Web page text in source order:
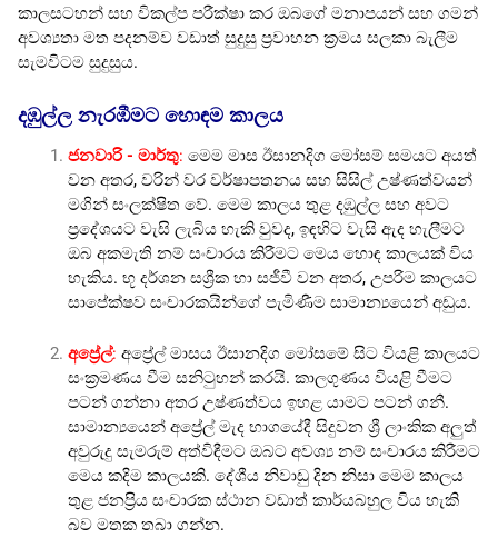
කාලසටහන් සහ විකල්ප පරීක්ෂා කර ඔබගේ මනාපයන් සහ ගමන්
අවශ්‍යතා මත පදනම්ව වඩාත් සුදුසු ප්‍රවාහන ක්‍රමය සලකා බැලීම
සැමවිටම සුදුසුය.
දඹුල්ල නැරඹීමට හොඳම කාලය
ජනවාරි - මාර්තු: මෙම මාස ඊසානදිග මෝසම් සමයට අයත්
වන අතර, වරින් වර වර්ෂාපතනය සහ සිසිල් උෂ්ණත්වයන්
මගින් සංලක්ෂිත වේ. මෙම කාලය තුළ දඹුල්ල සහ අවට
ප්‍රදේශයට වැසි ලැබිය හැකි වුවද, ඉඳහිට වැසි ඇද හැලීමට
ඔබ අකමැති නම් සංචාරය කිරීමට මෙය හොඳ කාලයක් විය
හැකිය. භූ දර්ශන සශ්‍රීක හා සජීවී වන අතර, උපරිම කාලයට
සාපේක්ෂව සංචාරකයින්ගේ පැමිණීම සාමාන්‍යයෙන් අඩුය.
අප්‍රේල්: අප්‍රේල් මාසය ඊසානදිග මෝසමේ සිට වියළි කාලයට
සංක්‍රමණය වීම සනිටුහන් කරයි. කාලගුණය වියළි වීමට
පටන් ගන්නා අතර උෂ්ණත්වය ඉහළ යාමට පටන් ගනී.
සාමාන්‍යයෙන් අප්‍රේල් මැද භාගයේදී සිදුවන ශ්‍රී ලාංකික අලුත්
අවුරුදු සැමරුම් අත්විඳීමට ඔබට අවශ්‍ය නම් සංචාරය කිරීමට
මෙය කදිම කාලයකි. දේශීය නිවාඩු දින නිසා මෙම කාලය
තුළ ජනප්‍රිය සංචාරක ස්ථාන වඩාත් කාර්යබහුල විය හැකි
බව මතක තබා ගන්න.